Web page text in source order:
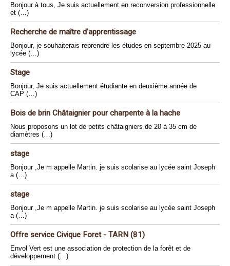
Bonjour à tous, Je suis actuellement en reconversion professionnelle
et (…)
Recherche de maître d’apprentissage
Bonjour, je souhaiterais reprendre les études en septembre 2025 au
lycée (…)
Stage
Bonjour, Je suis actuellement étudiante en deuxième année de
CAP (…)
Bois de brin Châtaignier pour charpente à la hache
Nous proposons un lot de petits châtaigniers de 20 à 35 cm de
diamètres (…)
stage
Bonjour ,Je m appelle Martin. je suis scolarise au lycée saint Joseph
a (…)
stage
Bonjour ,Je m appelle Martin. je suis scolarise au lycée saint Joseph
a (…)
Offre service Civique Foret - TARN (81)
Envol Vert est une association de protection de la forêt et de
développement (…)